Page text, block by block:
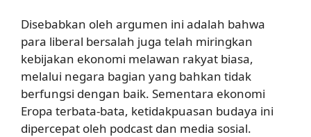
Disebabkan oleh argumen ini adalah bahwa
para liberal bersalah juga telah miringkan
kebijakan ekonomi melawan rakyat biasa,
melalui negara bagian yang bahkan tidak
berfungsi dengan baik. Sementara ekonomi
Eropa terbata-bata, ketidakpuasan budaya ini
dipercepat oleh podcast dan media sosial.